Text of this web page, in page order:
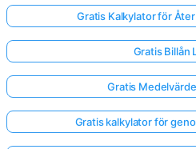
Gratis Kalkylator för
Gratis Billån
Gratis
Gratis kalkylator för